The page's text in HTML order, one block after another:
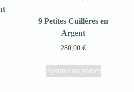
9 Petites Cuillères en
Argent
280,00 €
Ajouter au panier